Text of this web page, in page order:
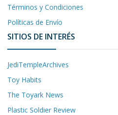
Términos y Condiciones
Políticas de Envío
SITIOS DE INTERÉS
JediTempleArchives
Toy Habits
The Toyark News
Plastic Soldier Review